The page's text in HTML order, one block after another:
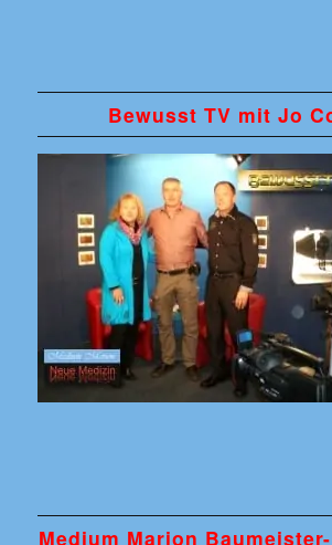
Bewusst TV mit Jo
Medium Marion